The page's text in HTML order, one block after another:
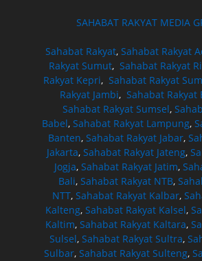
SAHABAT RAKYAT MEDIA
Sahabat Rakyat, Sahabat Rakyat
Rakyat Sumut, Sahabat Rakyat
Rakyat Kepri,Sahabat Rakyat
Rakyat Jambi, Sahabat Rakyat
Sahabat Rakyat Sumsel,
Babel,Sahabat Rakyat Lampung,
Banten,Sahabat Rakyat Jabar,
Jakarta, Sahabat Rakyat Jateng,
Jogja, Sahabat Rakyat Jatim,
Bali,Sahabat Rakyat NTB,
NTT,Sahabat Rakyat Kalbar,
Kalteng,Sahabat Rakyat Kalsel,
Kaltim,Sahabat Rakyat Kaltara,
Sulsel, Sahabat Rakyat Sultra,
Sulbar,Sahabat Rakyat Sulteng,